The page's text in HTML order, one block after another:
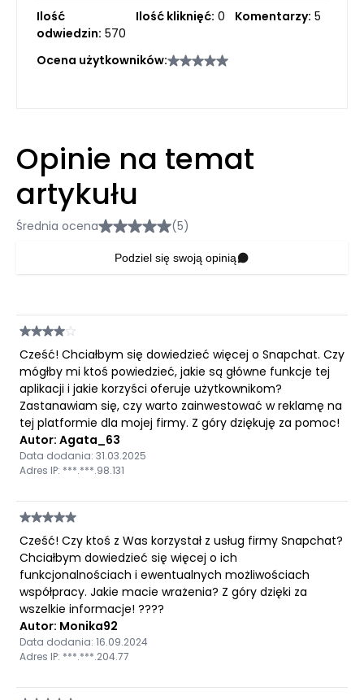
Ilość
odwiedzin: 570
Ilość kliknięć: 0 Komentarzy: 5
Ocena użytkowników:
Opinie na temat
artykułu
Średnia ocena (5)
Podziel się swoją opinią
Cześć! Chciałbym się dowiedzieć więcej o Snapchat. Czy
mógłby mi ktoś powiedzieć, jakie są główne funkcje tej
aplikacji i jakie korzyści oferuje użytkownikom?
Zastanawiam się, czy warto zainwestować w reklamę na
tej platformie dla mojej firmy. Z góry dziękuję za pomoc!
Autor: Agata_63
Data dodania: 31.03.2025
Adres IP: ***.***.98.131
Cześć! Czy ktoś z Was korzystał z usług firmy Snapchat?
Chciałbym dowiedzieć się więcej o ich
funkcjonalnościach i ewentualnych możliwościach
współpracy. Jakie macie wrażenia? Z góry dzięki za
wszelkie informacje! ????
Autor: Monika92
Data dodania: 16.09.2024
Adres IP: ***.***.204.77